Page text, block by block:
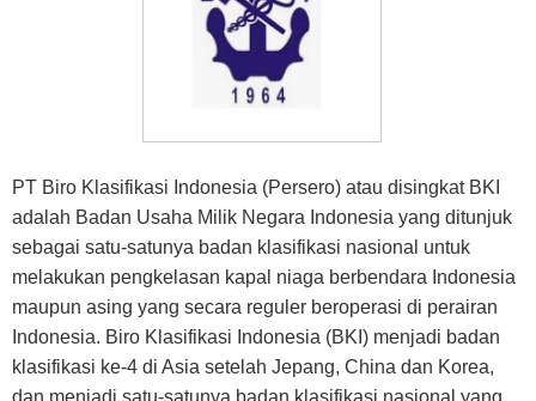
PT Biro Klasifikasi Indonesia (Persero) atau disingkat BKI
adalah Badan Usaha Milik Negara Indonesia yang ditunjuk
sebagai satu-satunya badan klasifikasi nasional untuk
melakukan pengkelasan kapal niaga berbendara Indonesia
maupun asing yang secara reguler beroperasi di perairan
Indonesia. Biro Klasifikasi Indonesia (BKI) menjadi badan
klasifikasi ke-4 di Asia setelah Jepang, China dan Korea,
dan menjadi satu-satunya badan klasifikasi nasional yang